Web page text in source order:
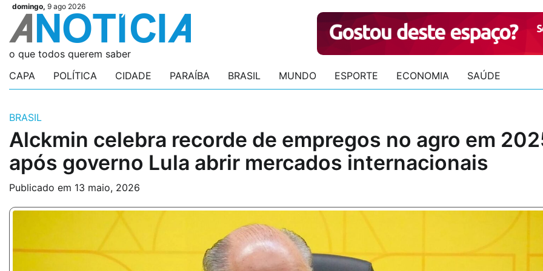
Skip
content
domingo, 9 ago 2026
Videos
Videos
Podcasts
Podcasts
Author
Author
Login
Login
o que todos querem saber
CAPA
POLÍTICA CIDADE PARAÍBA BRASIL MUNDO ESPORTE ECONOMIA SAÚDE
BRASIL
Alckmin celebra recorde de empregos no agro em
após governo Lula abrir mercados internacionais
Publicado em 13 maio, 2026